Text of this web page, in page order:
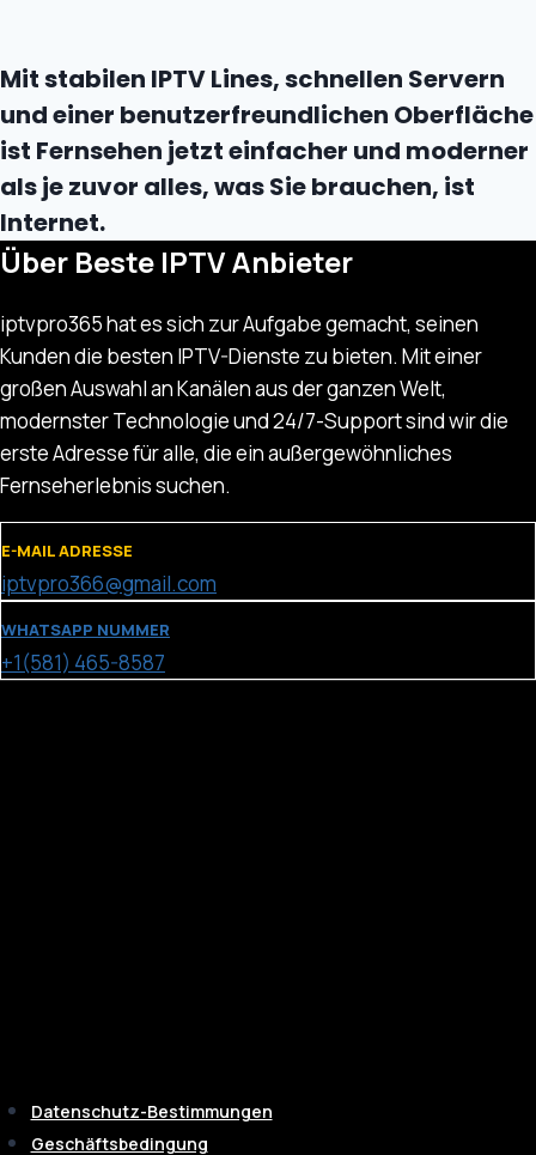
Mit stabilen IPTV Lines, schnellen Servern
und einer benutzerfreundlichen Oberfläche
ist Fernsehen jetzt einfacher und moderner
als je zuvor alles, was Sie brauchen, ist
Internet.
Über Beste IPTV Anbieter
iptvpro365 hat es sich zur Aufgabe gemacht, seinen
Kunden die besten IPTV-Dienste zu bieten. Mit einer
großen Auswahl an Kanälen aus der ganzen Welt,
modernster Technologie und 24/7-Support sind wir die
erste Adresse für alle, die ein außergewöhnliches
Fernseherlebnis suchen.
E-MAIL ADRESSE
iptvpro366@gmail.com
WHATSAPP NUMMER
+1(581) 465-8587
Datenschutz-Bestimmungen
Geschäftsbedingung